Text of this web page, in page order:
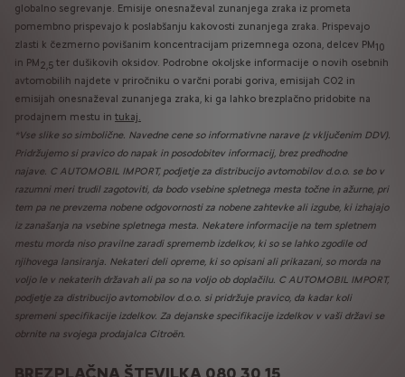
globalno segrevanje. Emisije onesnaževal zunanjega zraka iz prometa
pomembno prispevajo k poslabšanju kakovosti zunanjega zraka. Prispevajo
zlasti k čezmerno povišanim koncentracijam prizemnega ozona, delcev PM10
in PM2,5 ter dušikovih oksidov. Podrobne okoljske informacije o novih osebnih
avtomobilih najdete v priročniku o varčni porabi goriva, emisijah CO2 in
emisijah onesnaževal zunanjega zraka, ki ga lahko brezplačno pridobite na
prodajnem mestu in tukaj.
*Vse slike so simbolične. Navedne cene so informativne narave (z vključenim DDV).
Pridržujemo si pravico do napak in posodobitev informacij, brez predhodne
najave. C AUTOMOBIL IMPORT, podjetje za distribucijo avtomobilov d.o.o. se bo v
razumni meri trudil zagotoviti, da bodo vsebine spletnega mesta točne in ažurne, pri
tem pa ne prevzema nobene odgovornosti za nobene zahtevke ali izgube, ki izhajajo
iz zanašanja na vsebine spletnega mesta. Nekatere informacije na tem spletnem
mestu morda niso pravilne zaradi sprememb izdelkov, ki so se lahko zgodile od
njihovega lansiranja. Nekateri deli opreme, ki so opisani ali prikazani, so morda na
voljo le v nekaterih državah ali pa so na voljo ob doplačilu. C AUTOMOBIL IMPORT,
podjetje za distribucijo avtomobilov d.o.o. si pridržuje pravico, da kadar koli
spremeni specifikacije izdelkov. Za dejanske specifikacije izdelkov v vaši državi se
obrnite na svojega prodajalca Citroën.